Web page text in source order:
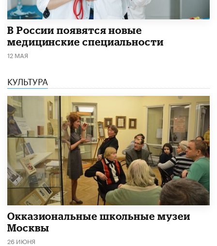
В России появятся новые
медицинские специальности
12 МАЯ
КУЛЬТУРА
​Окказиональные школьные музеи
Москвы
26 ИЮНЯ